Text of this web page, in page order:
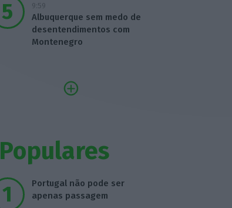
9:59
Albuquerque sem medo de
desentendimentos com
Montenegro
Populares
Portugal não pode ser
apenas passagem